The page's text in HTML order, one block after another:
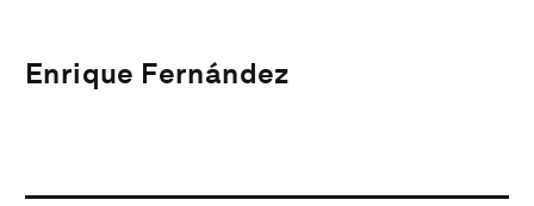
Enrique Fernández